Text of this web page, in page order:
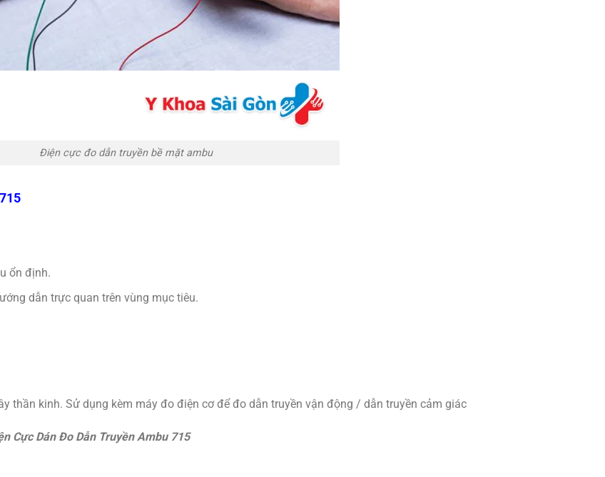
Điện cực đo dẫn truyền bề mặt ambu
ổn định.
dẫn trực quan trên vùng mục tiêu.
thần kinh. Sử dụng kèm máy đo điện cơ để đo dẫn truyền vận động / dẫn truyền cảm giác
Cực Dán Đo Dẫn Truyền Ambu 715